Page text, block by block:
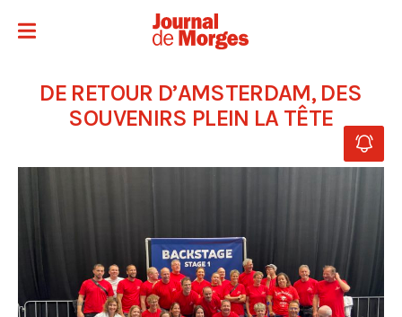
DE RETOUR D’AMSTERDAM, DES
SOUVENIRS PLEIN LA TÊTE